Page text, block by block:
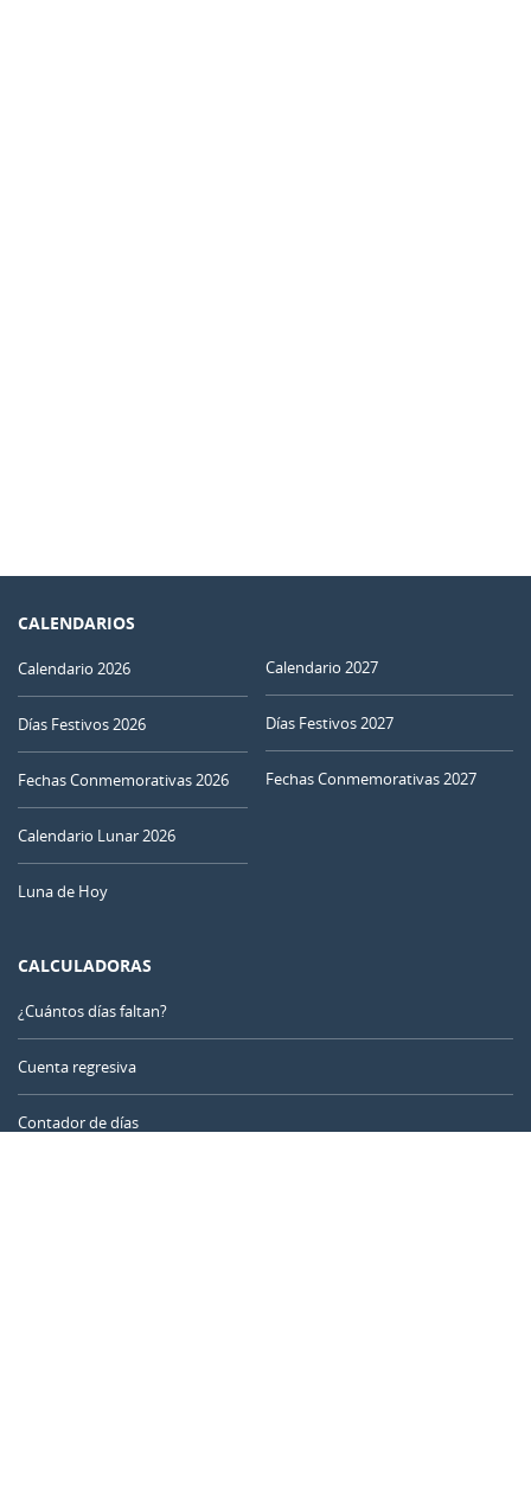
CALENDARIOS
Calendario 2026
Días Festivos 2026
Fechas Conmemorativas 2026
Calendario Lunar 2026
Luna de Hoy
Calendario 2027
Días Festivos 2027
Fechas Conmemorativas 2027
CALCULADORAS
¿Cuántos días faltan?
Cuenta regresiva
Contador de días